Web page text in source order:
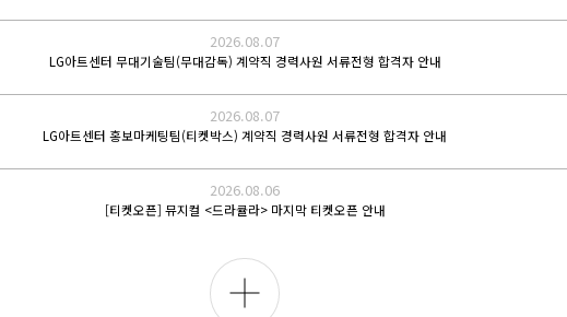
2026.08.07
LG아트센터 무대기술팀(무대감독) 계약직 경력사원 서류전형 합격자 안내
2026.08.07
LG아트센터 홍보마케팅팀(티켓박스) 계약직 경력사원 서류전형 합격자 안내
2026.08.06
[티켓오픈] 뮤지컬 <드라큘라> 마지막 티켓오픈 안내
전